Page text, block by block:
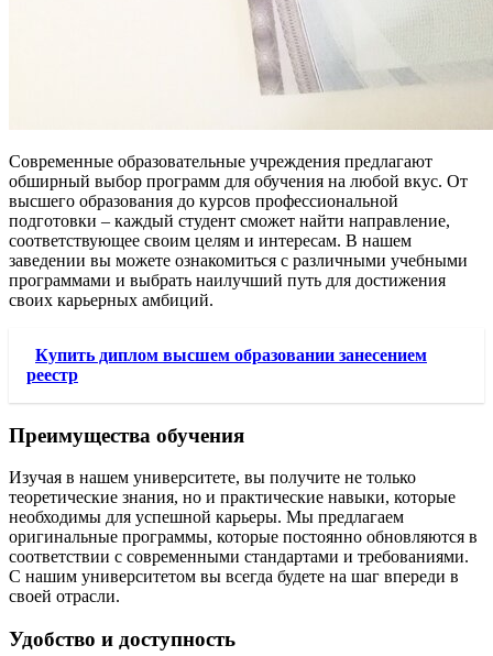
Современные образовательные учреждения предлагают
обширный выбор программ для обучения на любой вкус. От
высшего образования до курсов профессиональной
подготовки – каждый студент сможет найти направление,
соответствующее своим целям и интересам. В нашем
заведении вы можете ознакомиться с различными учебными
программами и выбрать наилучший путь для достижения
своих карьерных амбиций.
Купить диплом высшем образовании занесением
реестр
Преимущества обучения
Изучая в нашем университете, вы получите не только
теоретические знания, но и практические навыки, которые
необходимы для успешной карьеры. Мы предлагаем
оригинальные программы, которые постоянно обновляются в
соответствии с современными стандартами и требованиями.
С нашим университетом вы всегда будете на шаг впереди в
своей отрасли.
Удобство и доступность